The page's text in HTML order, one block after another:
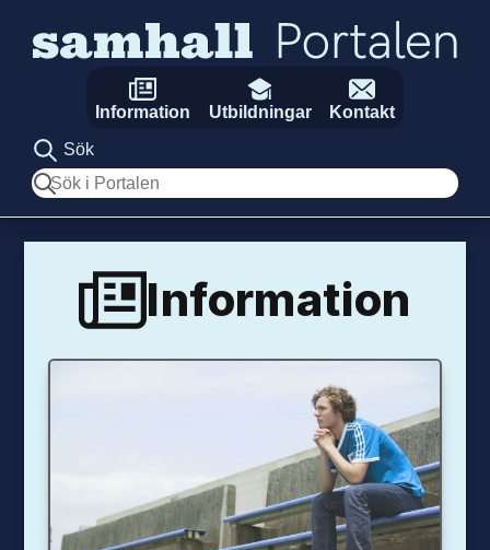
Information Utbildningar
Kontakt
Sök
Sök
Information